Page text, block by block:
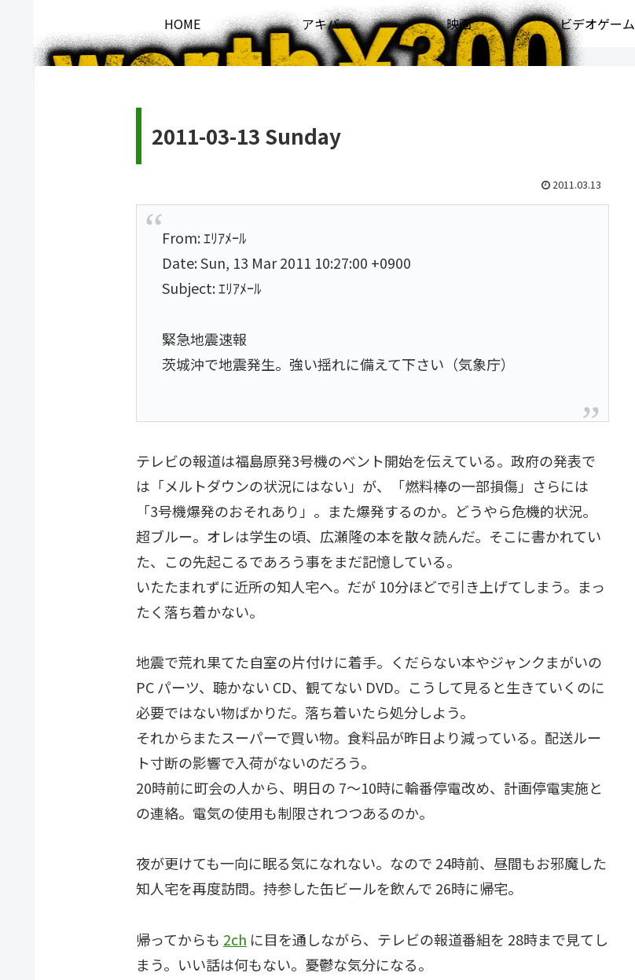
HOME アキバ 映画 ビデオゲーム
2011-03-13 Sunday
2011.03.13
From: ｴﾘｱﾒｰﾙ
Date: Sun, 13 Mar 2011 10:27:00 +0900
Subject: ｴﾘｱﾒｰﾙ
緊急地震速報
茨城沖で地震発生。強い揺れに備えて下さい（気象庁）
テレビの報道は福島原発3号機のベント開始を伝えている。政府の発表で
は「メルトダウンの状況にはない」が、「燃料棒の一部損傷」さらには
「3号機爆発のおそれあり」。また爆発するのか。どうやら危機的状況。
超ブルー。オレは学生の頃、広瀬隆の本を散々読んだ。そこに書かれてい
た、この先起こるであろう事をまだ記憶している。
いたたまれずに近所の知人宅へ。だが 10分ほどで引き上げてしまう。まっ
たく落ち着かない。
地震で荒れ果てた自室の片付けに着手。くだらない本やジャンクまがいの
PC パーツ、聴かない CD、観てない DVD。こうして見ると生きていくのに
必要ではない物ばかりだ。落ち着いたら処分しよう。
それからまたスーパーで買い物。食料品が昨日より減っている。配送ルー
ト寸断の影響で入荷がないのだろう。
20時前に町会の人から、明日の 7～10時に輪番停電改め、計画停電実施と
の連絡。電気の使用も制限されつつあるのか。
夜が更けても一向に眠る気になれない。なので 24時前、昼間もお邪魔した
知人宅を再度訪問。持参した缶ビールを飲んで 26時に帰宅。
帰ってからも 2ch に目を通しながら、テレビの報道番組を 28時まで見てし
まう。いい話は何もない。憂鬱な気分になる。